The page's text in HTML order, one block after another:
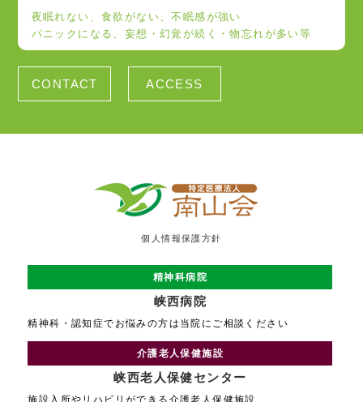
夜眠れない、食欲がない、不眠感が強い
パニックになる、妄想・幻覚が続く・物忘れが多い等
CONTACT ACCESS
個人情報保護方針
精神科病院
峡西病院
精神科・認知症でお悩みの方は当院にご相談ください
介護老人保健施設
峡西老人保健センター
施設入所やリハビリができる介護老人保健施設